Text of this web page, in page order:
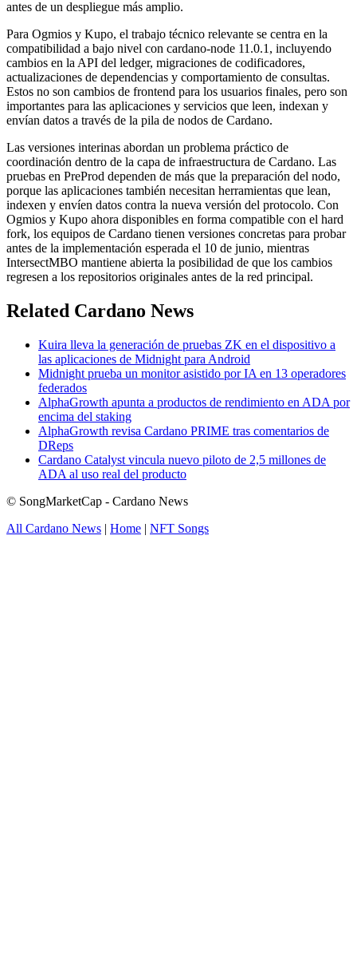
antes de un despliegue más amplio.
Para Ogmios y Kupo, el trabajo técnico relevante se centra en la
compatibilidad a bajo nivel con cardano-node 11.0.1, incluyendo
cambios en la API del ledger, migraciones de codificadores,
actualizaciones de dependencias y comportamiento de consultas.
Estos no son cambios de frontend para los usuarios finales, pero son
importantes para las aplicaciones y servicios que leen, indexan y
envían datos a través de la pila de nodos de Cardano.
Las versiones interinas abordan un problema práctico de
coordinación dentro de la capa de infraestructura de Cardano. Las
pruebas en PreProd dependen de más que la preparación del nodo,
porque las aplicaciones también necesitan herramientas que lean,
indexen y envíen datos contra la nueva versión del protocolo. Con
Ogmios y Kupo ahora disponibles en forma compatible con el hard
fork, los equipos de Cardano tienen versiones concretas para probar
antes de la implementación esperada el 10 de junio, mientras
IntersectMBO mantiene abierta la posibilidad de que los cambios
regresen a los repositorios originales antes de la red principal.
Related Cardano News
Kuira lleva la generación de pruebas ZK en el dispositivo a
las aplicaciones de Midnight para Android
Midnight prueba un monitor asistido por IA en 13 operadores
federados
AlphaGrowth apunta a productos de rendimiento en ADA por
encima del staking
AlphaGrowth revisa Cardano PRIME tras comentarios de
DReps
Cardano Catalyst vincula nuevo piloto de 2,5 millones de
ADA al uso real del producto
© SongMarketCap - Cardano News
All Cardano News | Home | NFT Songs